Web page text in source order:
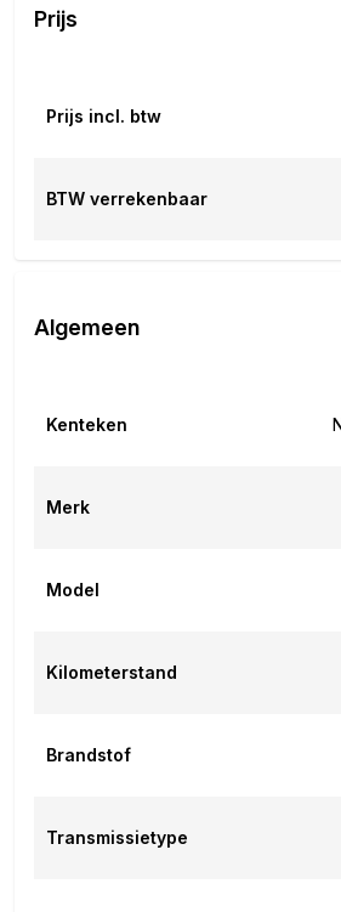
Prijs
Prijs incl. btw
BTW verrekenbaar
Algemeen
Kenteken
Merk
Model
Kilometerstand
Brandstof
Transmissietype